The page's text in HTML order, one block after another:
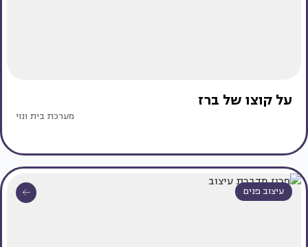
על קוצו של ברז
מערכת בית ונוי
עיצוב פנים